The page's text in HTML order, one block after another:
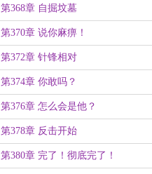
第368章 自掘坟墓
第370章 说你麻痹！
第372章 针锋相对
第374章 你敢吗？
第376章 怎么会是他？
第378章 反击开始
第380章 完了！彻底完了！